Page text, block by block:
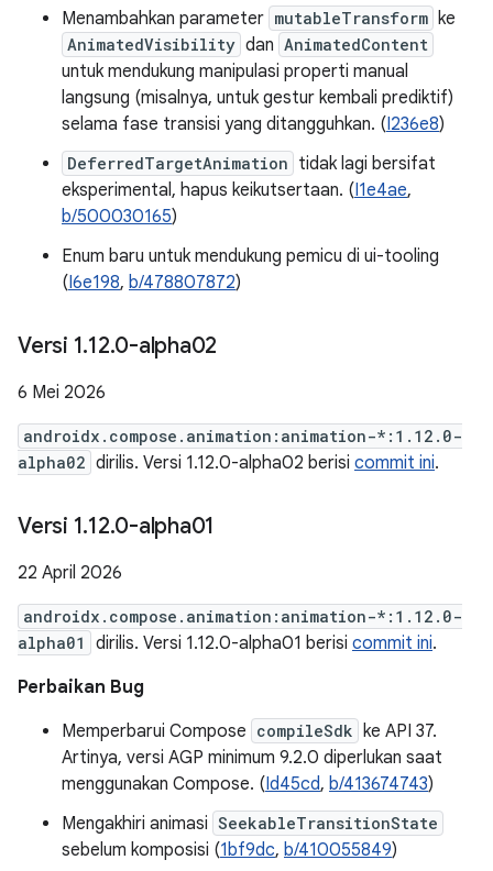
Menambahkan parameter mutableTransform ke
AnimatedVisibility dan AnimatedContent
untuk mendukung manipulasi properti manual
langsung (misalnya, untuk gestur kembali prediktif)
selama fase transisi yang ditangguhkan. (I236e8)
DeferredTargetAnimation tidak lagi bersifat
eksperimental, hapus keikutsertaan. (I1e4ae,
b/500030165)
Enum baru untuk mendukung pemicu di ui-tooling
(I6e198, b/478807872)
Versi 1.12.0-alpha02
6 Mei 2026
androidx.compose.animation:animation-*:1.12.0-
alpha02 dirilis. Versi 1.12.0-alpha02 berisi commit ini.
Versi 1.12.0-alpha01
22 April 2026
androidx.compose.animation:animation-*:1.12.0-
alpha01
dirilis. Versi 1.12.0-alpha01 berisi commit ini.
Perbaikan Bug
Memperbarui Compose compileSdk ke API 37.
Artinya, versi AGP minimum 9.2.0 diperlukan saat
menggunakan Compose. (Id45cd, b/413674743)
Mengakhiri animasi SeekableTransitionState
sebelum komposisi (1bf9dc, b/410055849)